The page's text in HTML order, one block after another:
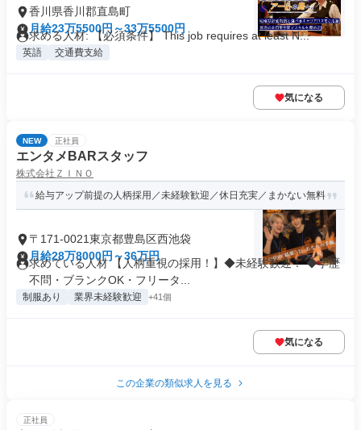
香川県香川郡直島町
月給23万5500円～33万5500円
求める人材: 【必須条件】 This job requires at least N...
英語 交通費支給
気になる
NEW 正社員
エンタメBARスタッフ
株式会社ＺＩＮＯ
給与アップ前提の人柄採用／未経験歓迎／休日充実／まかない無料
〒171-0021東京都豊島区西池袋
月給28万8000円～36万円
求めている人材 【人柄重視の採用！】◆未経験歓迎！ ◆学歴
不問・ブランクOK・フリータ...
制服あり 業界未経験歓迎 +41個
気になる
この企業の類似求人を見る
正社員